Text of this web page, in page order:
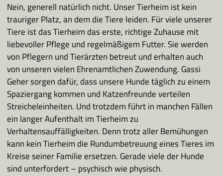
Nein, generell natürlich nicht. Unser Tierheim ist kein
trauriger Platz, an dem die Tiere leiden. Für viele unserer
Tiere ist das Tierheim das erste, richtige Zuhause mit
liebevoller Pflege und regelmäßigem Futter. Sie werden
von Pflegern und Tierärzten betreut und erhalten auch
von unseren vielen Ehrenamtlichen Zuwendung. Gassi
Geher sorgen dafür, dass unsere Hunde täglich zu einem
Spaziergang kommen und Katzenfreunde verteilen
Streicheleinheiten. Und trotzdem führt in manchen Fällen
ein langer Aufenthalt im Tierheim zu
Verhaltensauffälligkeiten. Denn trotz aller Bemühungen
kann kein Tierheim die Rundumbetreuung eines Tieres im
Kreise seiner Familie ersetzen. Gerade viele der Hunde
sind unterfordert – psychisch wie physisch.